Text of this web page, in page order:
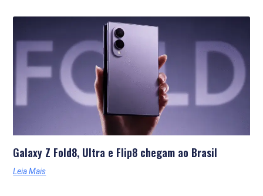
Galaxy Z Fold8, Ultra e Flip8 chegam ao Brasil
Leia Mais